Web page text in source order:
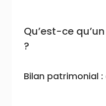
Qu’est-ce
?
Bilan patrimonial